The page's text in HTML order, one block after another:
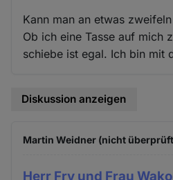
Kann man an etwas
Ob ich eine Tasse auf mich
schiebe ist egal. Ich bin mit
Diskussion anzeigen
Martin Weidner (nicht
Herr Fry und Frau